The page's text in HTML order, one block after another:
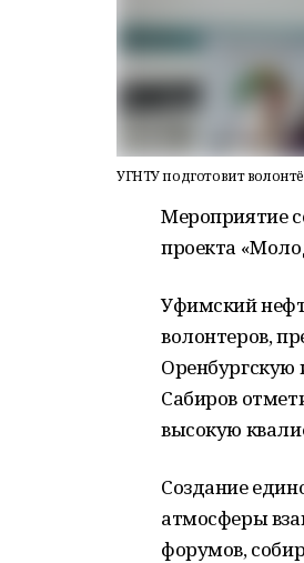
УГНТУ подготовит
Мероприятие
проекта
Уфимский
волонтеров,
Сабиров
высокую
Создание
атмосферы
форумов,